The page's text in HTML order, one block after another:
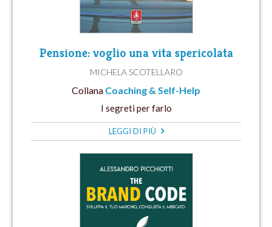
Pensione: voglio una vita spericolata
MICHELA SCOTELLARO
Collana Coaching & Self-Help
I segreti per farlo
LEGGI DI PIÙ